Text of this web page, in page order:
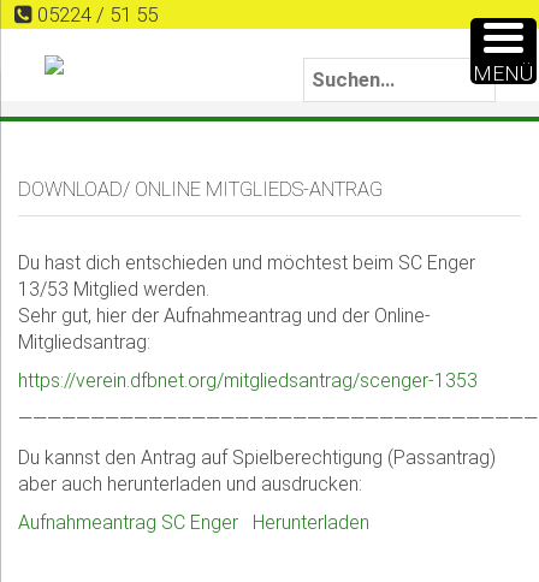
05224 / 51 55
DOWNLOAD/ ONLINE MITGLIEDS-ANTRAG
Du hast dich entschieden und möchtest beim SC Enger
13/53 Mitglied werden.
Sehr gut, hier der Aufnahmeantrag und der Online-
Mitgliedsantrag:
https://verein.dfbnet.org/mitgliedsantrag/scenger-1353
Du kannst den Antrag auf Spielberechtigung (Passantrag)
aber auch herunterladen und ausdrucken:
Aufnahmeantrag SC Enger
Herunterladen
MENÜ